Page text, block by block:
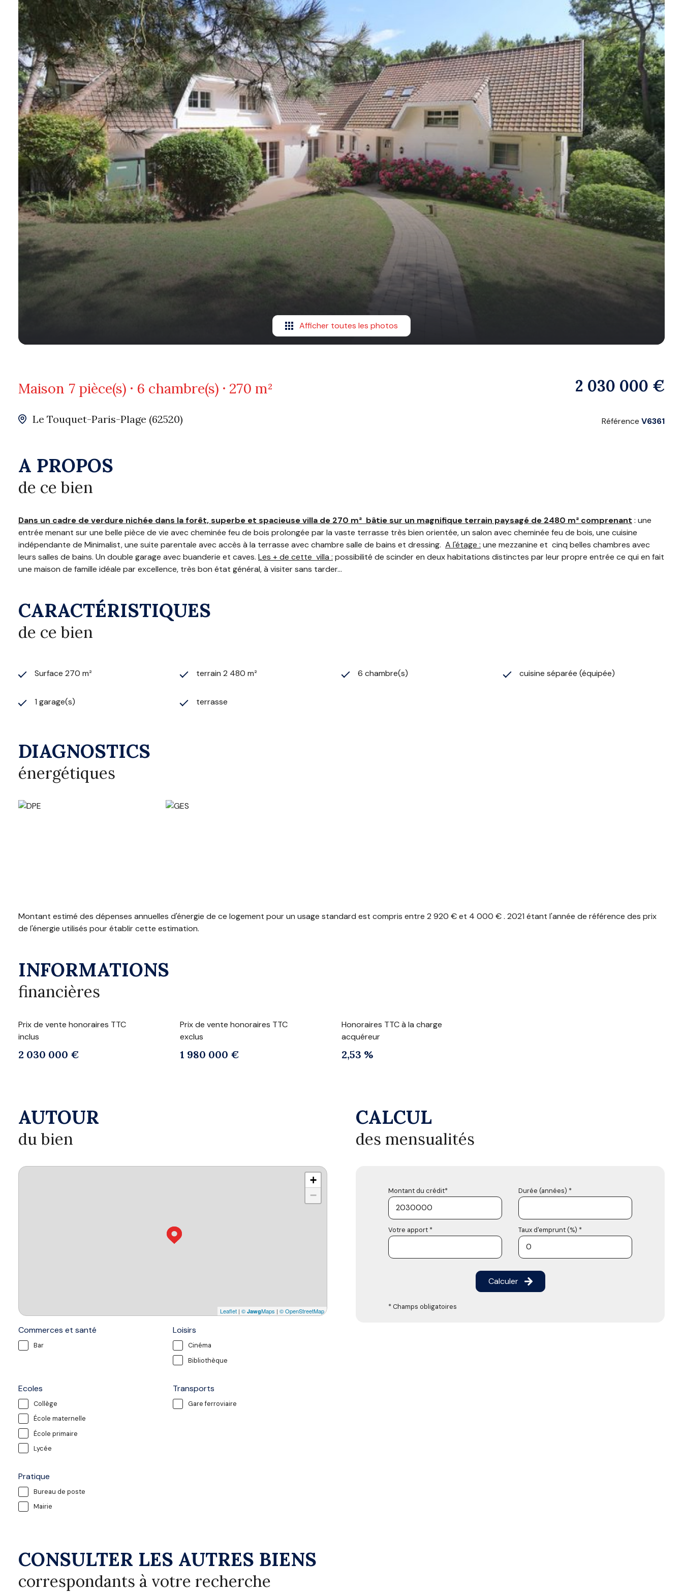
Afficher toutes les photos
Maison 7 pièce(s) 6 chambre(s) 270 m²
Le Touquet-Paris-Plage (62520)
2 030 000 €
Référence V6361
A PROPOS
de ce bien
Dans un cadre de verdure nichée dans la forêt, superbe et spacieuse villa de 270 m² bâtie sur un magnifique terrain paysagé de 2480 m² comprenant : une
entrée menant sur une belle pièce de vie avec cheminée feu de bois prolongée par la vaste terrasse très bien orientée, un salon avec cheminée feu de bois, une cuisine
indépendante de Minimalist, une suite parentale avec accès à la terrasse avec chambre salle de bains et dressing. A l'étage : une mezzanine et cinq belles chambres avec
leurs salles de bains. Un double garage avec buanderie et caves. Les + de cette villa : possibilité de scinder en deux habitations distinctes par leur propre entrée ce qui en fait
une maison de famille idéale par excellence, très bon état général, à visiter sans tarder...
CARACTÉRISTIQUES
de ce bien
Surface 270 m² terrain 2 480 m² 6 chambre(s) cuisine séparée (équipée)
1 garage(s) terrasse
DIAGNOSTICS
énergétiques
Montant estimé des dépenses annuelles d'énergie de ce logement pour un usage standard est compris entre 2 920 € et 4 000 € . 2021 étant l'année de référence des prix
de l'énergie utilisés pour établir cette estimation.
INFORMATIONS
financières
Prix de vente honoraires TTC
inclus
2 030 000 €
Prix de vente honoraires TTC
exclus
1 980 000 €
Honoraires TTC à la charge
acquéreur
2,53 %
AUTOUR
du bien
+
−
Leaflet | © JawgMaps | © OpenStreetMap
Commerces et santé
Bar
Loisirs
Cinéma
Bibliothèque
Ecoles
Collège
École maternelle
École primaire
Lycée
Transports
Gare ferroviaire
Pratique
Bureau de poste
Mairie
CALCUL
des mensualités
Montant du crédit* Durée (années) *
Votre apport * Taux d'emprunt (%) *
Calculer
* Champs obligatoires
CONSULTER LES AUTRES BIENS
correspondants à votre recherche